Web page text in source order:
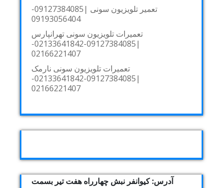
تعمیر تلویزیون سونی |09127384085-
09193056404
تعمیرات تلویزیون سونی تهرانپارس
|09127384085-02133641842-
02166221407
تعمیرات تلویزیون سونی نارمک
|09127384085-02133641842-
02166221407
آدرس: کیوانفر نبش چهارراه هفت تیر بسمت